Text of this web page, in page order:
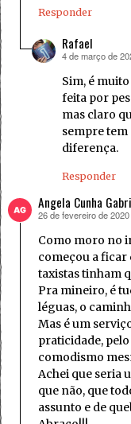
Responder
Rafael
disse:
4 de março de
Sim, é
feita por
mas claro
sempre
diferença.
Responder
Angela Cunha
disse:
26 de fevereiro de
Como moro no
começou a ficar
taxistas tinham
Pra mineiro, é
léguas, o
Mas é um
praticidade,
comodismo
Achei que seria
que não, que
assunto e de